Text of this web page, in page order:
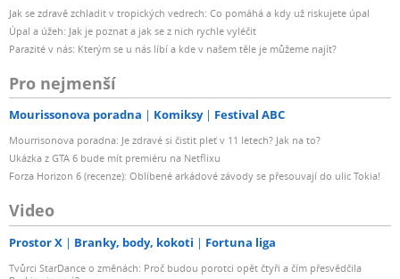
Jak se zdravě zchladit v tropických vedrech: Co pomáhá a kdy už riskujete úpal
Úpal a úžeh: Jak je poznat a jak se z nich rychle vyléčit
Parazité v nás: Kterým se u nás líbí a kde v našem těle je můžeme najít?
Pro nejmenší
Mourissonova poradna Komiksy Festival ABC
Mourrisonova poradna: Je zdravé si čistit pleť v 11 letech? Jak na to?
Ukázka z GTA 6 bude mít premiéru na Netflixu
Forza Horizon 6 (recenze): Oblíbené arkádové závody se přesouvají do ulic Tokia!
Video
Prostor X Branky, body, kokoti Fortuna liga
Tvůrci StarDance o změnách: Proč budou porotci opět čtyři a čím přesvědčila